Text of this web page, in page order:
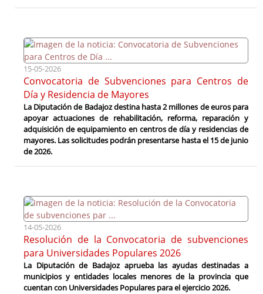
15-05-2026
Convocatoria de Subvenciones para Centros de
Día y Residencia de Mayores
La Diputación de Badajoz destina hasta 2 millones de euros para
apoyar actuaciones de rehabilitación, reforma, reparación y
adquisición de equipamiento en centros de día y residencias de
mayores. Las solicitudes podrán presentarse hasta el 15 de junio
de 2026.
14-05-2026
Resolución de la Convocatoria de subvenciones
para Universidades Populares 2026
La Diputación de Badajoz aprueba las ayudas destinadas a
municipios y entidades locales menores de la provincia que
cuentan con Universidades Populares para el ejercicio 2026.